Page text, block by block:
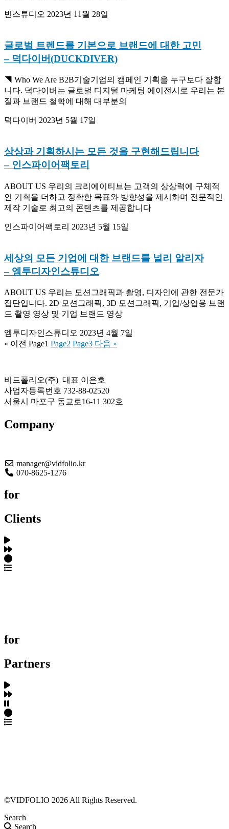
빈스튜디오 2023년 11월 28일
글로벌 트렌드를 기본으로 브랜드에 대한 고민
– 덕다이버(DUCKDIVER)
◥ Who We Are B2B기술기업의 캠페인 기획을 누구보다 잘합
니다. 덕다이버는 글로벌 디지털 마케팅 에이전시로 우리는 본
질과 브랜드 철학에 대해 대부분의
덕다이버 2023년 5월 17일
상상과 기획하시는 모든 것을 구현해드립니다
– 인스파이어팩토리
ABOUT US 우리의 크리에이티브는 고객의 상상력에 구체적
인 기획을 더하고 정확한 목표와 방향성을 제시하며 전문적인
제작 기술로 최고의 콘텐츠를 제공합니다
인스파이어팩토리 2023년 5월 15일
세상의 모든 기업에 대한 브랜드를 널리 알리자
– 엠투디자인스튜디오
ABOUT US 우리는 모션그래픽과 촬영, 디자인에 관한 전문가
집단입니다. 2D 모션그래픽, 3D 모션그래픽, 기업/상업용 브랜
드 촬영 영상 및 기업 브랜드 영상
엠투디자인스튜디오 2023년 4월 7일
« 이전 Page1 Page2 Page3 다음 »
비드폴리오(주) 대표 이은호
사업자등록번호 732-88-02520
서울시 마포구 동교로16-11 302호
Company
manager@vidfolio.kr
070-8625-1276
for
Clients
for
Partners
©VIDFOLIO 2026 All Rights Reserved.
Search
Search